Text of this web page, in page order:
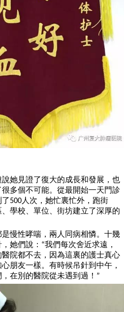
見證了復大的成長和發展，也
多個不可能。從最開始一天門診
500人次，她忙裏忙外，跑街
學校、單位、街坊建立了深厚的
性哮喘，兩人同病相憐。十幾
她們說： “我們每次舍近求遠，
院都不去，因為這裏的護士真心
心朋友一樣。有時候吊針到中午，
在別的醫院從未遇到過！ ”